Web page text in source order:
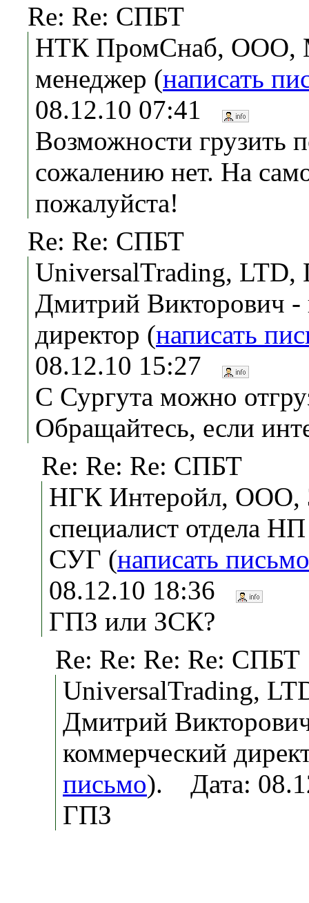
Re: Re: СПБТ
НТК ПромСнаб, ООО,
менеджер (написать
08.12.10 07:41
Возможности грузить
сожалению нет. На
пожалуйста!
Re: Re: СПБТ
UniversalTrading, LTD,
Дмитрий Викторович -
директор (написать
08.12.10 15:27
С Сургута можно
Обращайтесь, если
Re: Re: Re: СПБТ
НГК Интеройл, ООО,
специалист отдела
СУГ (написать письмо
08.12.10 18:36
ГПЗ или ЗСК?
Re: Re: Re: Re: СПБТ
UniversalTrading,
Дмитрий
коммерческий
письмо). Дата:
ГПЗ